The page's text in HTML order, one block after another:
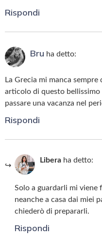
Rispondi
Bru ha detto:
La Grecia mi manca
articolo di questo
passare una vacanza nel
Rispondi
Libera ha detto:
Solo a guardarli mi viene
neanche a casa dai miei
chiederò di prepararli.
Rispondi